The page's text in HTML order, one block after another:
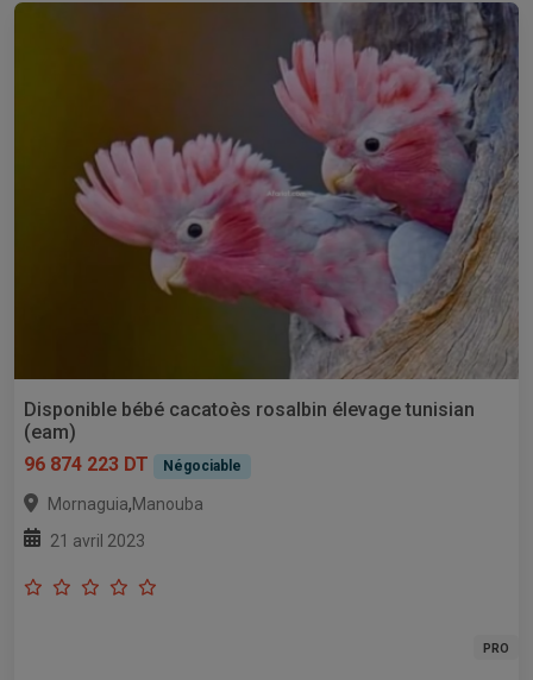
Disponible bébé cacatoès rosalbin élevage tunisian
(eam)
96 874 223 DT
Négociable
Mornaguia,Manouba
21 avril 2023
PRO